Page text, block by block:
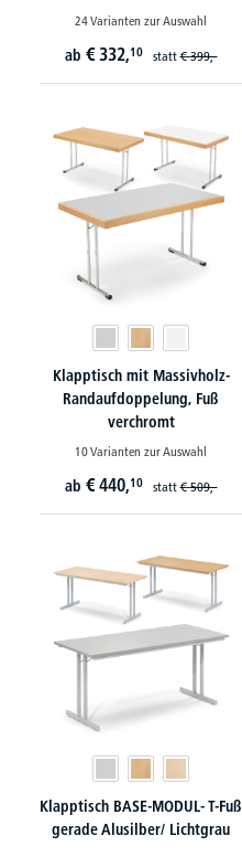
24 Varianten zur Auswahl
ab € 332,10 statt€ 399,-
Klapptisch mit Massivholz-
Randaufdoppelung, Fuß
verchromt
10 Varianten zur Auswahl
ab € 440,10 statt€ 509,-
Klapptisch BASE-MODUL- T-Fuß
gerade Alusilber/ Lichtgrau